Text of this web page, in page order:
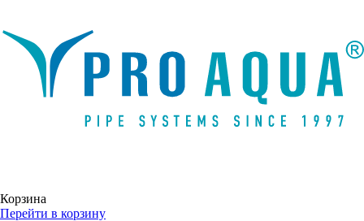
Корзина
Перейти в корзину